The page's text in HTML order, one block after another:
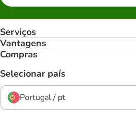
Serviços
Vantagens
Compras
Selecionar país
Portugal / pt